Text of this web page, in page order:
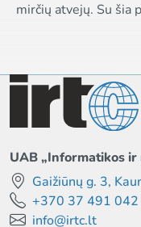
mirčių atvejų. Su šia
UAB „Informatikos
Gaižiūnų g. 3,
+370 37 491 042
info@irtc.lt